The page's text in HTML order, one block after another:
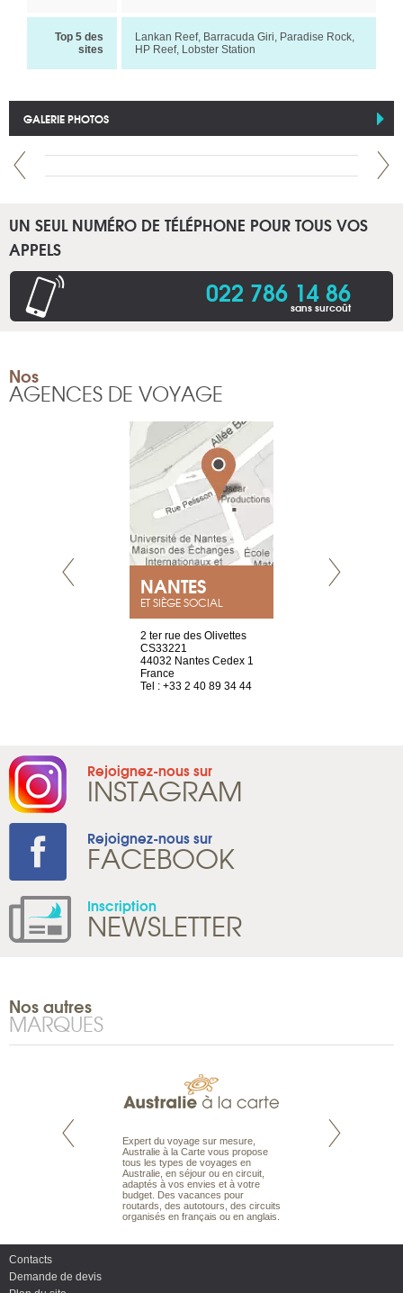
Top 5 des
sites
Lankan Reef, Barracuda Giri, Paradise Rock,
HP Reef, Lobster Station
GALERIE PHOTOS
UN SEUL NUMÉRO DE TÉLÉPHONE POUR TOUS VOS
APPELS
022 786 14 86
sans surcoût
Nos
AGENCES DE VOYAGE
NANTES
ET SIÈGE SOCIAL
2 ter rue des Olivettes
CS33221
44032 Nantes Cedex 1
France
Tel : +33 2 40 89 34 44
Rejoignez-nous sur
INSTAGRAM
Rejoignez-nous sur
FACEBOOK
Inscription
NEWSLETTER
Nos autres
MARQUES
est le spécialiste
Expert du voyage sur mesure,
Australie à la Carte vous propose
tous les types de voyages en
Australie, en séjour ou en circuit,
adaptés à vos envies et à votre
budget. Des vacances pour
routards, des autotours, des circuits
organisés en français ou en anglais.
Parce qu'ils sont
Contacts
Demande de devis